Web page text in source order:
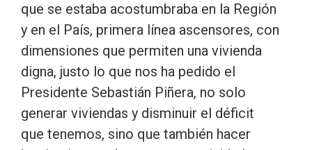
que se estaba acostumbraba en la Región
y en el País, primera línea ascensores, con
dimensiones que permiten una vivienda
digna, justo lo que nos ha pedido el
Presidente Sebastián Piñera, no solo
generar viviendas y disminuir el déficit
que tenemos, sino que también hacer